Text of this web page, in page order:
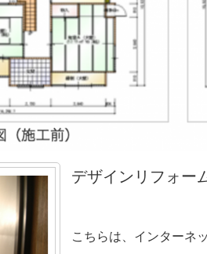
デザインリフォー
こちらは、インターネ